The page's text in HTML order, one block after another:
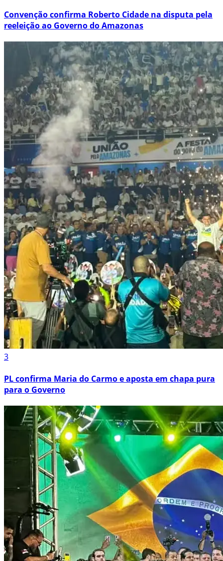
Convenção confirma Roberto Cidade na disputa pela
reeleição ao Governo do Amazonas
3
PL confirma Maria do Carmo e aposta em chapa pura
para o Governo